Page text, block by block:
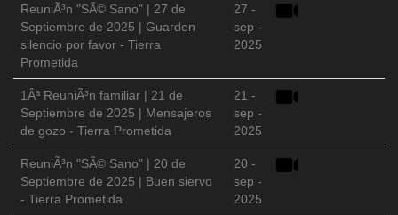
ReuniÃ³n "SÃ© Sano" | 27 de
Septiembre de 2025 | Guarden
silencio por favor - Tierra
Prometida
27 -
sep -
2025
1Âª ReuniÃ³n familiar | 21 de
Septiembre de 2025 | Mensajeros
de gozo - Tierra Prometida
21 -
sep -
2025
ReuniÃ³n "SÃ© Sano" | 20 de
Septiembre de 2025 | Buen siervo
- Tierra Prometida
20 -
sep -
2025